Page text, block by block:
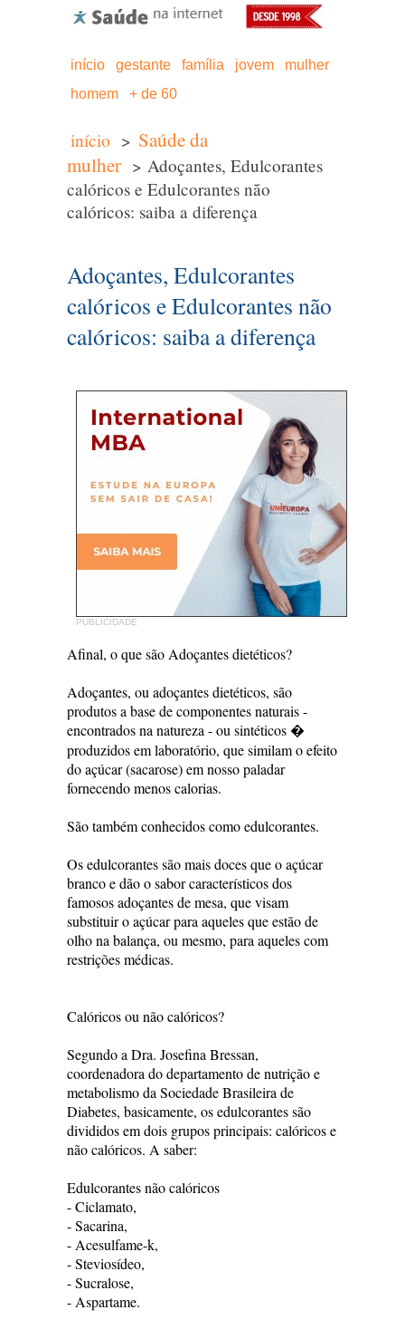
início gestante família jovem
mulher
homem
+ de 60
início > Saúde da
mulher > Adoçantes, Edulcorantes
calóricos e Edulcorantes não
calóricos: saiba a diferença
Adoçantes, Edulcorantes
calóricos e Edulcorantes não
calóricos: saiba a diferença
PUBLICIDADE
Afinal, o que são Adoçantes dietéticos?
Adoçantes, ou adoçantes dietéticos, são
produtos a base de componentes naturais -
encontrados na natureza - ou sintéticos �
produzidos em laboratório, que similam o efeito
do açúcar (sacarose) em nosso paladar
fornecendo menos calorias.
São também conhecidos como edulcorantes.
Os edulcorantes são mais doces que o açúcar
branco e dão o sabor característicos dos
famosos adoçantes de mesa, que visam
substituir o açúcar para aqueles que estão de
olho na balança, ou mesmo, para aqueles com
restrições médicas.
Calóricos ou não calóricos?
Segundo a Dra. Josefina Bressan,
coordenadora do departamento de nutrição e
metabolismo da Sociedade Brasileira de
Diabetes, basicamente, os edulcorantes são
divididos em dois grupos principais: calóricos e
não calóricos. A saber:
Edulcorantes não calóricos
- Ciclamato,
- Sacarina,
- Acesulfame-k,
- Steviosídeo,
- Sucralose,
- Aspartame.